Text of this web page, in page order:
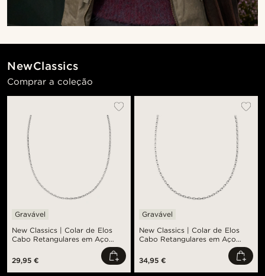
NewClassics
Comprar a coleção
New Classics | Colar de Elos
Cabo Retangulares em Aço
Inoxidável Prateado de 2 mm
Gravável
29,95 €
New Classics | Colar de Elos
Cabo Retangulares em Aço
Inoxidável Prateado de 3 mm
Gravável
34,95 €